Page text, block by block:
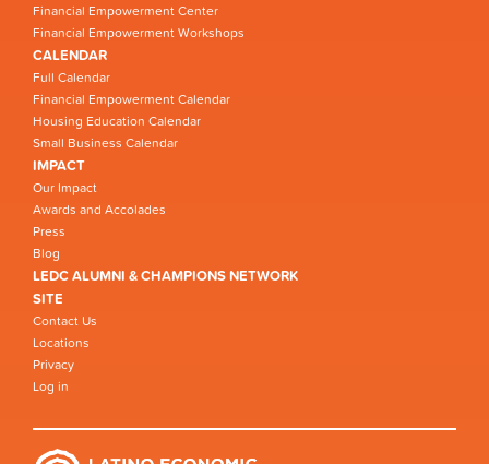
Financial Empowerment Center
Financial Empowerment Workshops
CALENDAR
Full Calendar
Financial Empowerment Calendar
Housing Education Calendar
Small Business Calendar
IMPACT
Our Impact
Awards and Accolades
Press
Blog
LEDC ALUMNI & CHAMPIONS NETWORK
SITE
Contact Us
Locations
Privacy
Log in